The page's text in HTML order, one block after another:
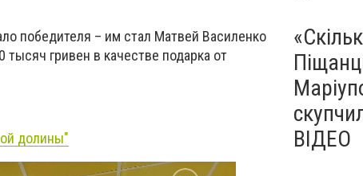
победителя – им стал Матвей Василенко
гривен в качестве подарка от
долины"
ВІДЕО